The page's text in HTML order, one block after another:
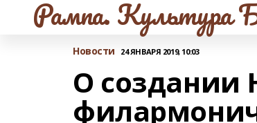
Рампа. Культура
Новости 24 ЯНВАРЯ 2019, 10:03
О создании